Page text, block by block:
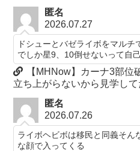
匿名
2026.07.27
ドシューとバゼライボをマル
でしか星9、10倒せないって自
【MHNow】カーナ3部位
立ち上がらないから見学して
匿名
2026.07.26
ライボヘビボは移民と同義そん
な顔で入ってくる